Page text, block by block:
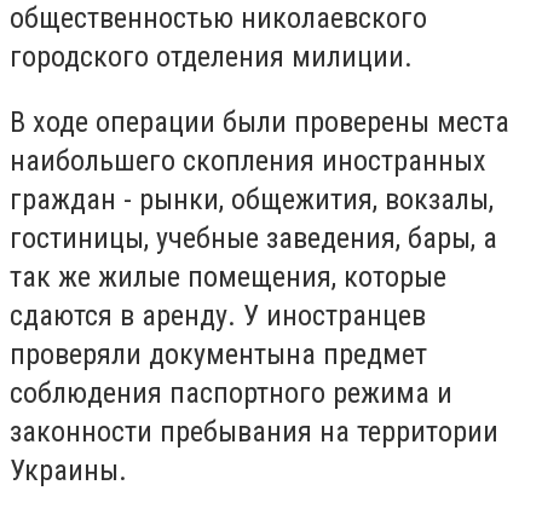
общественностью николаевского
городского отделения милиции.
В ходе операции были проверены места
наибольшего скопления иностранных
граждан - рынки, общежития, вокзалы,
гостиницы, учебные заведения, бары, а
так же жилые помещения, которые
сдаются в аренду. У иностранцев
проверяли документына предмет
соблюдения паспортного режима и
законности пребывания на территории
Украины.